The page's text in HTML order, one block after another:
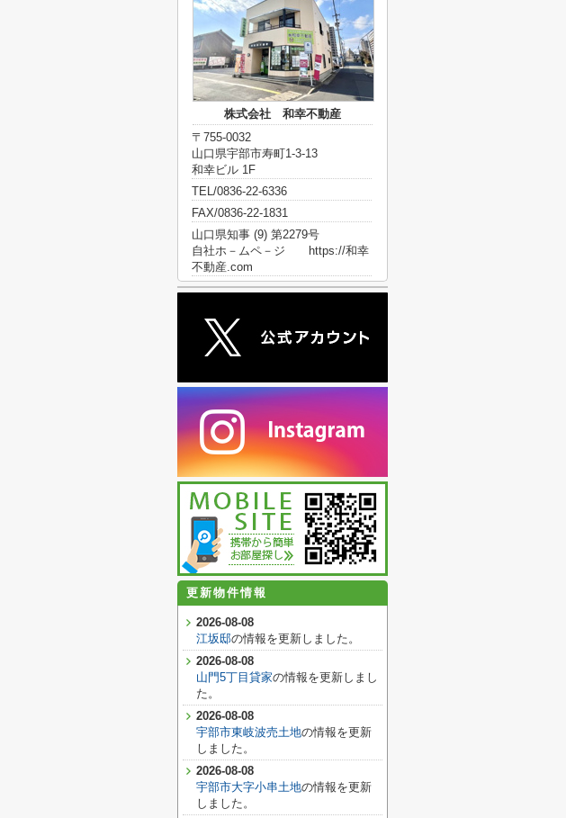
株式会社 和幸不動産
〒755-0032
山口県宇部市寿町1-3-13
和幸ビル 1F
TEL/0836-22-6336
FAX/0836-22-1831
山口県知事 (9) 第2279号
自社ホ－ムペ－ジ https://和幸
不動産.com
更新物件情報
2026-08-08
江坂邸の情報を更新しました。
2026-08-08
山門5丁目貸家の情報を更新しまし
た。
2026-08-08
宇部市東岐波売土地の情報を更新
しました。
2026-08-08
宇部市大字小串土地の情報を更新
しました。